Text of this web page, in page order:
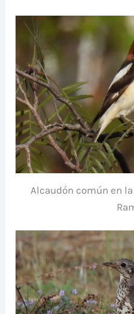
Alcaudón común en